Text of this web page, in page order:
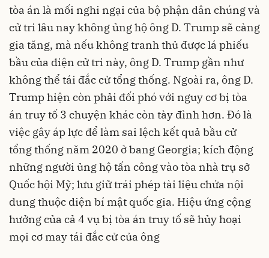
tòa án là mối nghi ngại của bộ phận dân chúng và
cử tri lâu nay không ủng hộ ông D. Trump sẽ càng
gia tăng, mà nếu không tranh thủ được lá phiếu
bầu của diện cử tri này, ông D. Trump gần như
không thể tái đắc cử tổng thống. Ngoài ra, ông D.
Trump hiện còn phải đối phó với nguy cơ bị tòa
án truy tố 3 chuyện khác còn tày đình hơn. Đó là
việc gây áp lực để làm sai lệch kết quả bầu cử
tổng thống năm 2020 ở bang Georgia; kích động
những người ủng hộ tấn công vào tòa nhà trụ sở
Quốc hội Mỹ; lưu giữ trái phép tài liệu chứa nội
dung thuộc diện bí mật quốc gia. Hiệu ứng cộng
hưởng của cả 4 vụ bị tòa án truy tố sẽ hủy hoại
mọi cơ may tái đắc cử của ông